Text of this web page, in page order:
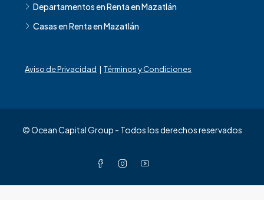
Departamentos en Renta en Mazatlán
Casas en Renta en Mazatlán
Aviso de Privacidad | Términos y Condiciones
© Ocean Capital Group - Todos los derechos reservados